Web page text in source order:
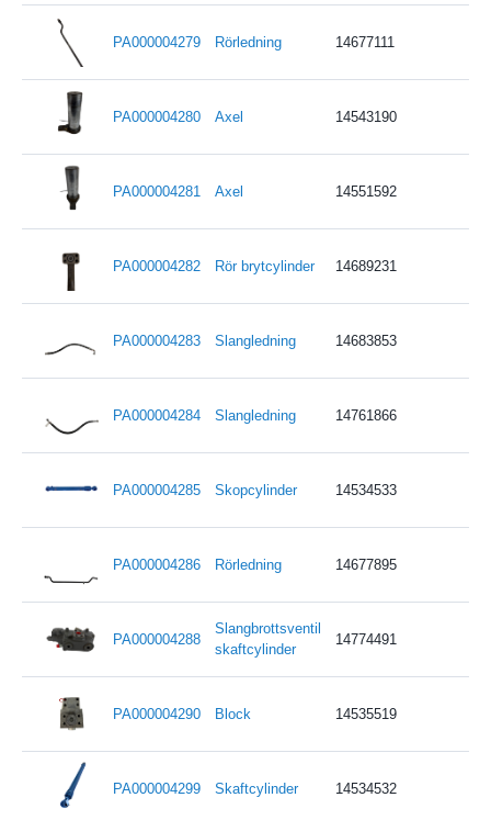
PA000004279 Rörledning 14677111
PA000004280 Axel 14543190
PA000004281 Axel 14551592
PA000004282 Rör brytcylinder 14689231
PA000004283 Slangledning 14683853
PA000004284 Slangledning 14761866
PA000004285 Skopcylinder 14534533
PA000004286 Rörledning 14677895
PA000004288
Slangbrottsventil
skaftcylinder
14774491
PA000004290 Block 14535519
PA000004299 Skaftcylinder 14534532